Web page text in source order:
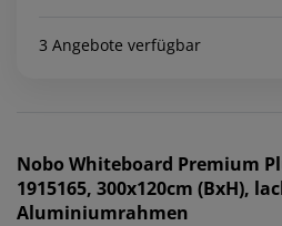
3 Angebote verfügbar
Nobo Whiteboard Premium
1915165, 300x120cm (BxH),
Aluminiumrahmen